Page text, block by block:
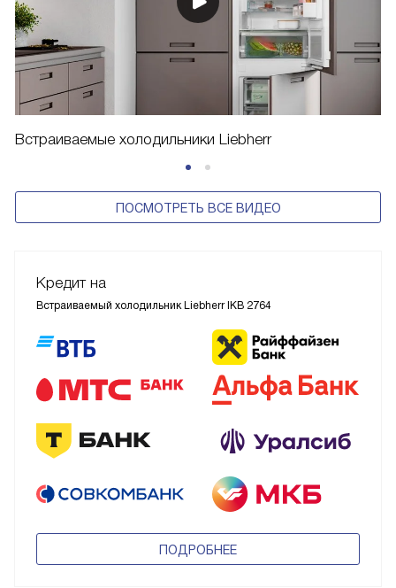
Встраиваемые холодильники Liebherr
ПОСМОТРЕТЬ ВСЕ ВИДЕО
Кредит на
Встраиваемый холодильник Liebherr IKB 2764
ПОДРОБНЕЕ